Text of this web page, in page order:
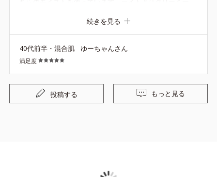
燥肌の方は1年中こちらでも良いかもしれません。
続きを見る
40代前半・混合肌 ゆーちゃんさん
満足度
投稿する もっと見る